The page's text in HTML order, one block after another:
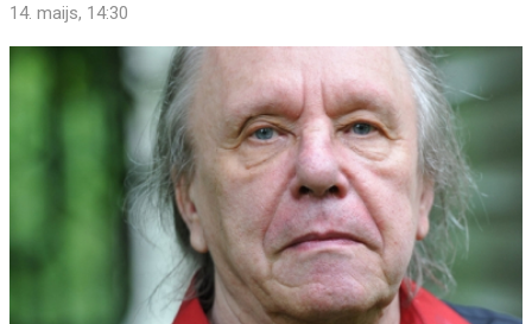
14. maijs, 14:30